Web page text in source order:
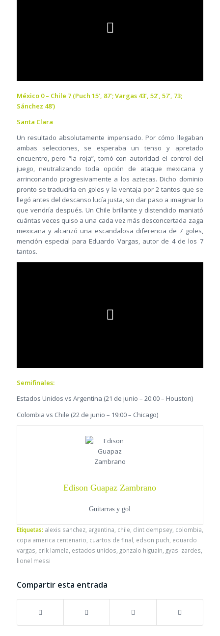
México 0 – Chile 7 (Puch 15’, 87’; Vargas 43’, 52’, 57’, 73;
Sánchez 48’)
Santa Clara
Un resultado absolutamente impensado. Por cómo llegaban
ambas selecciones, se esperaba un tenso y apretado
encuentro, pero “la roja”, tomó con autoridad el control del
juego, neutralizando toda opción de ataque mexicana y
arrinconando progresivamente a los aztecas. Dicho dominio
pronto se traduciría en goles y la ventaja por 2 tantos que se
llegó antes del descanso lucía justa, sin dar paso a imaginar lo
que vendría después. Un Chile brillante y distendido maniató
cuántas veces quiso a una cada vez más desconcertada zaga
mexicana y alcanzó una escandalosa diferencia de 7 goles,
mención especial para Eduardo Vargas, autor de 4 de los 7
tantos.
Semifinales:
Estados Unidos vs Argentina (21 de junio – 20:00 – Houston)
Colombia vs Chile (22 de junio – 19:00 – Chicago)
Edison Guapaz Zambrano
Guitarras y gol
Etiquetas: alexis sanchez, argentina chile clint dempsey, colombia
copa america centenario cuartos de final edson puch eduardo
vargas erik lamela estados unidos gonzalo higuain gyasi zardes
lionel messi
Compartir esta entrada